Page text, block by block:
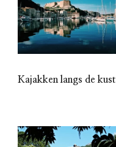
Kajakken langs de kust